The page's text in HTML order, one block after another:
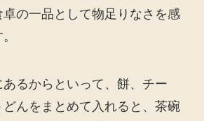
卓の一品として物足りなさを感
るからといって、餅、チー
んをまとめて入れると、茶碗